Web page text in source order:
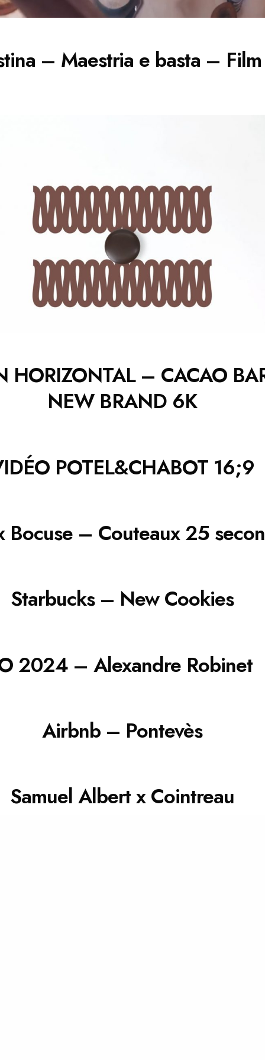
– Maestria e basta –
HORIZONTAL – CACAO
NEW BRAND 6K
POTEL&CHABOT 16;9
Bocuse – Couteaux 25
Starbucks – New Cookies
2024 – Alexandre Robinet
Airbnb – Pontevès
Samuel Albert x Cointreau